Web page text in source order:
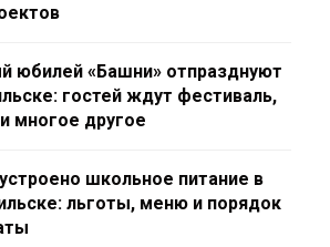
юбилей «Башни» отпразднуют
гостей ждут фестиваль,
многое другое
школьное питание в
льготы, меню и порядок